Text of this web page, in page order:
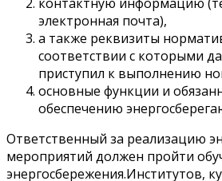
электронная почта),
а также реквизиты
соответствии с которыми
приступил к выполнению
основные функции и
обеспечению
Ответственный за реализацию
мероприятий должен пройти
энергосбережения.Институтов,